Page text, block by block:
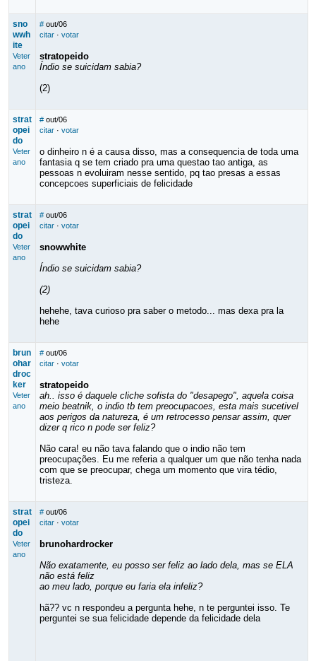
sno
wwh
ite
Veter
ano
# out/06
citar· votar
stratopeido
Índio se suicidam sabia?
(2)
strat
opei
do
Veter
ano
# out/06
citar· votar
o dinheiro n é a causa disso, mas a consequencia de toda uma
fantasia q se tem criado pra uma questao tao antiga, as
pessoas n evoluiram nesse sentido, pq tao presas a essas
concepcoes superficiais de felicidade
strat
opei
do
Veter
ano
# out/06
citar· votar
snowwhite
Índio se suicidam sabia?
(2)
hehehe, tava curioso pra saber o metodo... mas dexa pra la
hehe
brun
ohar
droc
ker
Veter
ano
# out/06
citar· votar
stratopeido
ah.. isso é daquele cliche sofista do "desapego", aquela coisa
meio beatnik, o indio tb tem preocupacoes, esta mais sucetivel
aos perigos da natureza, é um retrocesso pensar assim, quer
dizer q rico n pode ser feliz?
Não cara! eu não tava falando que o indio não tem
preocupações. Eu me referia a qualquer um que não tenha nada
com que se preocupar, chega um momento que vira tédio,
tristeza.
strat
opei
do
Veter
ano
# out/06
citar· votar
brunohardrocker
Não exatamente, eu posso ser feliz ao lado dela, mas se ELA
não está feliz
ao meu lado, porque eu faria ela infeliz?
hã?? vc n respondeu a pergunta hehe, n te perguntei isso. Te
perguntei se sua felicidade depende da felicidade dela